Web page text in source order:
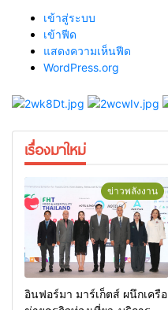
เข้าสู่ระบบ
เข้าฟีด
แสดงความเห็นฟีด
WordPress.org
เรื่องมาใหม่
ข่าวพลังงาน
อินฟอร์มา มาร์เก็ตส์ ผนึกเครือ